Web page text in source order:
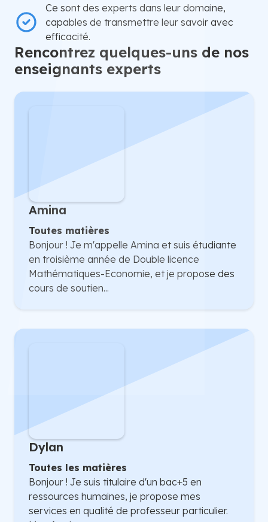
Ce sont des experts dans leur domaine,
capables de transmettre leur savoir avec
efficacité.
Rencontrez quelques-uns de nos
enseignants experts
Amina
Toutes matières
Bonjour ! Je m'appelle Amina et suis étudiante
en troisième année de Double licence
Mathématiques-Economie, et je propose des
cours de soutien...
Dylan
Toutes les matières
Bonjour ! Je suis titulaire d'un bac+5 en
ressources humaines, je propose mes
services en qualité de professeur particulier.